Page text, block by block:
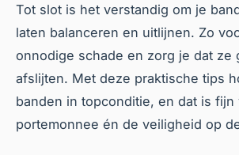
Tot slot is het verstandig om je
laten balanceren en uitlijnen. Zo
onnodige schade en zorg je dat ze
afslijten. Met deze praktische tips
banden in topconditie, en dat is fijn
portemonnee én de veiligheid op